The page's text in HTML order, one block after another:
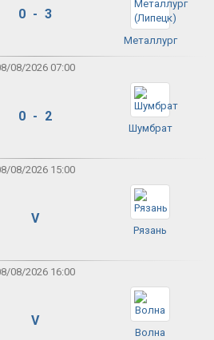
0 - 3
Металлург
08/2026 07:00
0 - 2
Шумбрат
08/2026 15:00
V
Рязань
08/2026 16:00
V
Волна